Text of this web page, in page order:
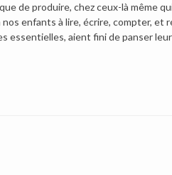
de produire, chez ceux-là même
nos enfants à lire, écrire, compter, et
essentielles, aient fini de panser